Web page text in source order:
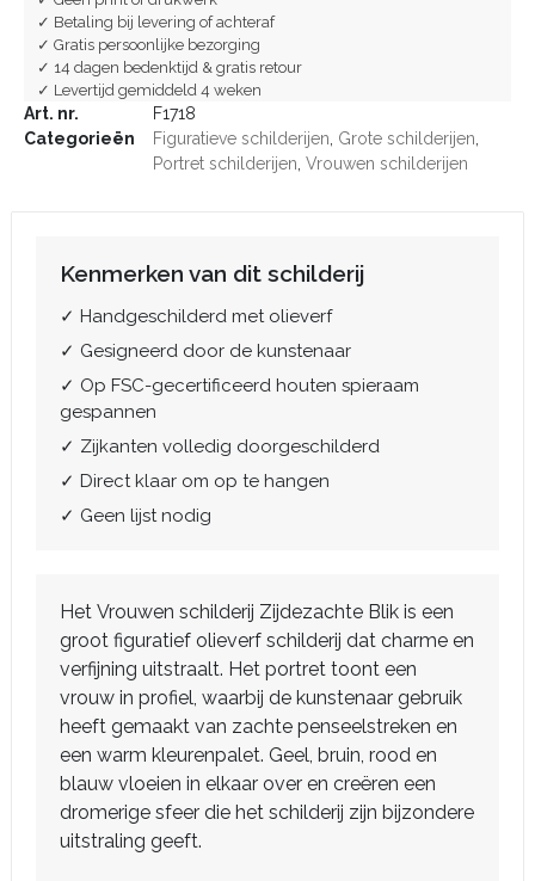
✓ Betaling bij levering of achteraf
✓ Gratis persoonlijke bezorging
✓ 14 dagen bedenktijd & gratis retour
✓ Levertijd gemiddeld 4 weken
Art. nr.
F1718
Categorieën
Figuratieve schilderijen Grote schilderijen
Portret schilderijen Vrouwen schilderijen
Kenmerken van dit schilderij
✓ Handgeschilderd met olieverf
✓ Gesigneerd door de kunstenaar
✓ Op FSC-gecertificeerd houten spieraam
gespannen
✓ Zijkanten volledig doorgeschilderd
✓ Direct klaar om op te hangen
✓ Geen lijst nodig
Het Vrouwen schilderij Zijdezachte Blik is een
groot figuratief olieverf schilderij dat charme en
verfijning uitstraalt. Het portret toont een
vrouw in profiel, waarbij de kunstenaar gebruik
heeft gemaakt van zachte penseelstreken en
een warm kleurenpalet. Geel, bruin, rood en
blauw vloeien in elkaar over en creëren een
dromerige sfeer die het schilderij zijn bijzondere
uitstraling geeft.